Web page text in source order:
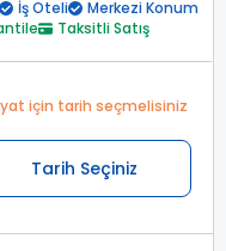
İş Oteli
Merkezi Konum
Taksitli Satış
için tarih seçmelisiniz
Tarih Seçiniz